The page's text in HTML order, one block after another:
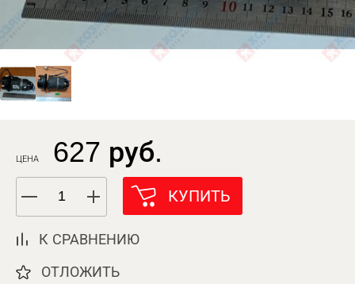
ЦЕНА 627 руб.
КУПИТЬ
К СРАВНЕНИЮ
ОТЛОЖИТЬ